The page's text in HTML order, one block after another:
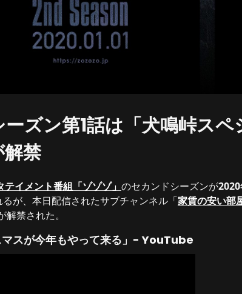
ズン第1話は「犬鳴峠スペ
禁
イメント番組「ゾゾゾ」 のセカンドシーズンが
が、本日配信されたサブチャンネル「家賃の安い部
解禁された。
スが今年もやって来る」- YouTube